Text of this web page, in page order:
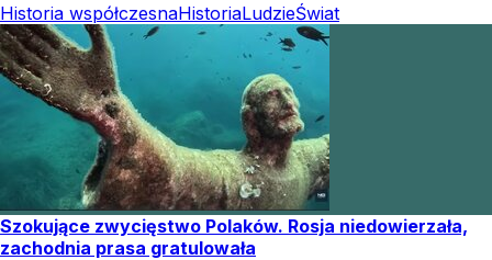
Historia współczesnaHistoriaLudzieŚwiat
Szokujące zwycięstwo Polaków. Rosja niedowierzała,
zachodnia prasa gratulowała